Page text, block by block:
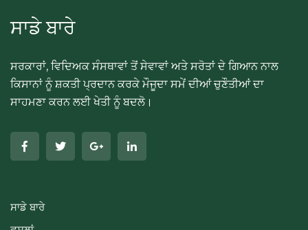
ਸਾਡੇ ਬਾਰੇ
ਸਰਕਾਰਾਂ, ਵਿਦਿਅਕ ਸੰਸਥਾਵਾਂ ਤੋਂ ਸੇਵਾਵਾਂ ਅਤੇ ਸਰੋਤਾਂ ਦੇ ਗਿਆਨ ਨਾਲ
ਕਿਸਾਨਾਂ ਨੂੰ ਸ਼ਕਤੀ ਪ੍ਰਦਾਨ ਕਰਕੇ ਮੌਜੂਦਾ ਸਮੇਂ ਦੀਆਂ ਚੁਣੌਤੀਆਂ ਦਾ
ਸਾਹਮਣਾ ਕਰਨ ਲਈ ਖੇਤੀ ਨੂੰ ਬਦਲੋ।
ਸਾਡੇ ਬਾਰੇ